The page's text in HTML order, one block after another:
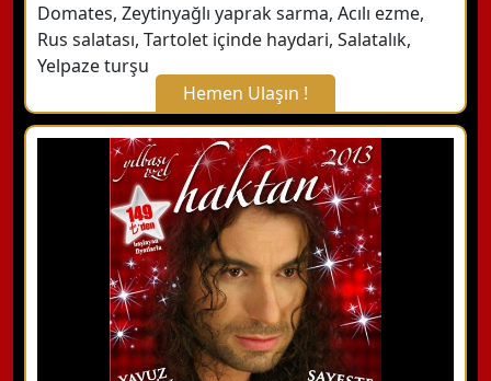
Domates, Zeytinyağlı yaprak sarma, Acılı ezme,
Rus salatası, Tartolet içinde haydari, Salatalık,
Yelpaze turşu
Hemen Ulaşın !
X Kapat
WhatsApp ile Bilgi Alın
Hemen Arayın
Detaylı Bilgi Alın